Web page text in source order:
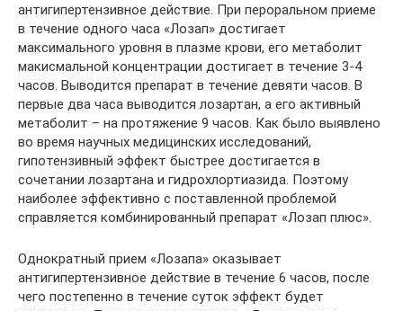
антигипертензивное действие. При пероральном приеме
в течение одного часа «Лозап» достигает
максимального уровня в плазме крови, его метаболит
макисмальной концентрации достигает в течение 3-4
часов. Выводится препарат в течение девяти часов. В
первые два часа выводится лозартан, а его активный
метаболит – на протяжение 9 часов. Как было выявлено
во время научных медицинских исследований,
гипотензивный эффект быстрее достигается в
сочетании лозартана и гидрохлортиазида. Поэтому
наиболее эффективно с поставленной проблемой
справляется комбинированный препарат «Лозап плюс».
Однократный прием «Лозапа» оказывает
антигипертензивное действие в течение 6 часов, после
чего постепенно в течение суток эффект будет